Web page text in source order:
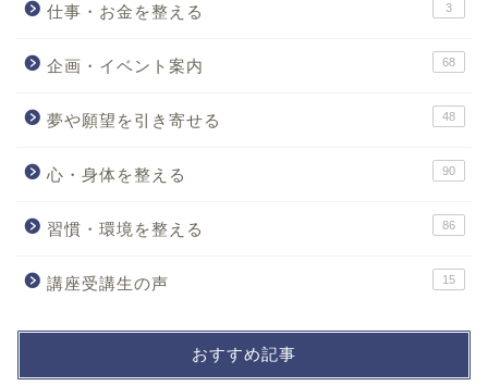
仕事・お金を整える 3
企画・イベント案内 68
夢や願望を引き寄せる 48
心・身体を整える 90
習慣・環境を整える 86
講座受講生の声 15
おすすめ記事